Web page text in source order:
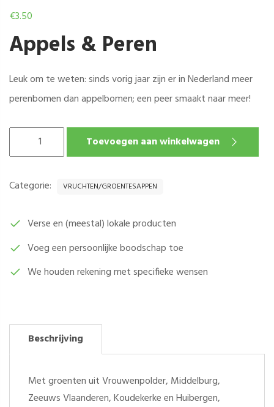
€3.50
Appels & Peren
Leuk om te weten: sinds vorig jaar zijn er in Nederland meer
perenbomen dan appelbomen; een peer smaakt naar meer!
SCHULP
0,75
AANTAL
Toevoegen aan winkelwagen
Categorie: VRUCHTEN/GROENTESAPPEN
Verse en (meestal) lokale producten
Voeg een persoonlijke boodschap toe
We houden rekening met specifieke wensen
Beschrijving
Met groenten uit Vrouwenpolder, Middelburg,
Zeeuws Vlaanderen, Koudekerke en Huibergen,